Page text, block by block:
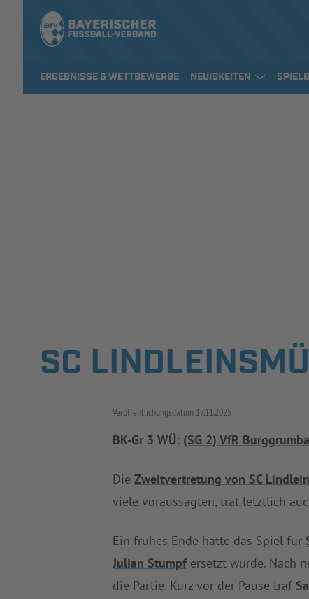
ERGEBNISSE & WETTBEWERBE NEUIGKEITEN
SC
Veröffentlichungsdatum 17.11.2025
BK-Gr 3 WÜ: (SG 2) VfR
DieZweitvertretung von SC
viele voraussagten, trat letztlich
Ein frühes Ende hatte das Spiel für
Julian Stumpfersetzt wurde. Nach
die Partie. Kurz vor der Pause traf